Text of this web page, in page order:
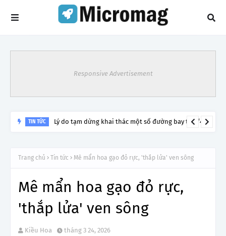
Responsive Advertisement
TIN TỨC Lý do tạm dừng khai thác một số đường bay từ 1/4
Trang chủ Tin tức Mê mẩn hoa gạo đỏ rực, 'thắp lửa' ven sông
Mê mẩn hoa gạo đỏ rực,
'thắp lửa' ven sông
Kiều Hoa tháng 3 24, 2026